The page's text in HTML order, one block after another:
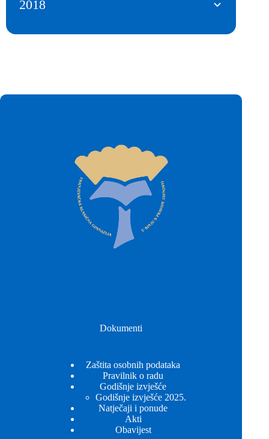
2018
Dokumenti
Zaštita osobnih podataka
Pravilnik o radu
Godišnje izvješće
Godišnje izvješće 2025.
Natječaji i ponude
Akti
Obavijest